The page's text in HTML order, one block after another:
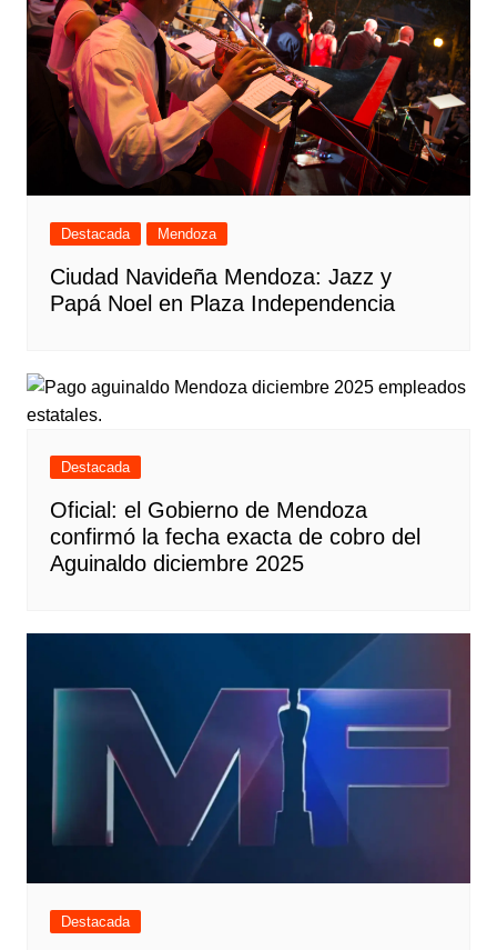
Destacada Mendoza
Ciudad Navideña Mendoza: Jazz y
Papá Noel en Plaza Independencia
Destacada
Oficial: el Gobierno de Mendoza
confirmó la fecha exacta de cobro del
Aguinaldo diciembre 2025
Destacada